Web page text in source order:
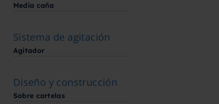
Media caña
Sistema de agitación
Agitador
Diseño y construcción
Sobre cartelas